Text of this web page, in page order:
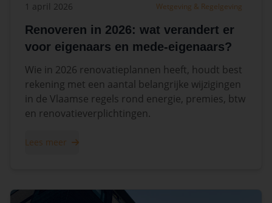
1 april 2026 Wetgeving & Regelgeving
Renoveren in 2026: wat verandert er
voor eigenaars en mede-eigenaars?
Wie in 2026 renovatieplannen heeft, houdt best
rekening met een aantal belangrijke wijzigingen
in de Vlaamse regels rond energie, premies, btw
en renovatieverplichtingen.
Lees meer